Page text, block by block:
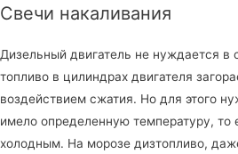
Свечи накаливания
Дизельный двигатель не нуждается в
топливо в цилиндрах двигателя
воздействием сжатия. Но для этого
имело определенную температуру,
холодным. На морозе дизтопливо,